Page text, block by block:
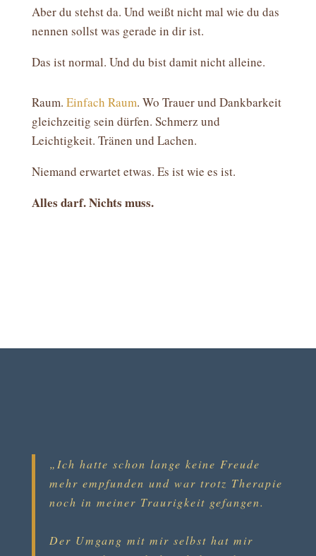
Aber du stehst da. Und weißt nicht mal wie du das
nennen sollst was gerade in dir ist.
Das ist normal. Und du bist damit nicht alleine.
Raum. Einfach Raum. Wo Trauer und Dankbarkeit
gleichzeitig sein dürfen. Schmerz und
Leichtigkeit. Tränen und Lachen.
Niemand erwartet etwas. Es ist wie es ist.
Alles darf. Nichts muss.
„Ich hatte schon lange keine Freude
mehr empfunden und war trotz Therapie
noch in meiner Traurigkeit gefangen.
Der Umgang mit mir selbst hat mir